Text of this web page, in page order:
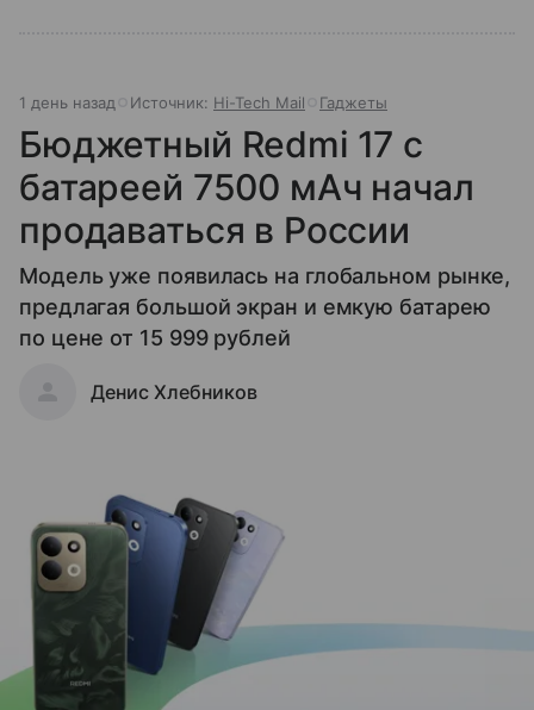
1 день назад Источник: Hi-Tech Mail Гаджеты
Бюджетный Redmi 17 с
батареей 7500 мАч начал
продаваться в России
Модель уже появилась на глобальном рынке,
предлагая большой экран и емкую батарею
по цене от 15 999 рублей
Денис Хлебников